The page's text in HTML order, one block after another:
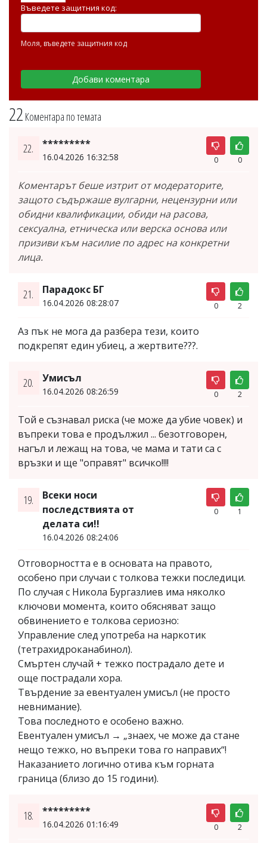
22 Коментара по темата
22. *********
16.04.2026 16:32:58 0 0
Коментарът беше изтрит от модераторите,
защото съдържаше вулгарни, нецензурни или
обидни квалификации, обиди на расова,
сексуална, етническа или верска основа или
призиви към насилие по адрес на конкретни
лица.
21. Парадокс БГ
16.04.2026 08:28:07 0 2
Аз пък не мога да разбера тези, които
подкрепят един убиец, а жертвите???.
20. Умисъл
16.04.2026 08:26:59 0 2
Той е съзнавал риска (че може да убие човек) и
въпреки това е продължил ... безотговорен,
нагъл и лежащ на това, че мама и тати са с
връзки и ще "оправят" всичко!!!!
19.
Всеки носи
последствията от
делата си!!
16.04.2026 08:24:06
0 1
Отговорността е в основата на правото,
особено при случаи с толкова тежки последици.
По случая с Никола Бургазлиев има няколко
ключови момента, които обясняват защо
обвинението е толкова сериозно:
Управление след употреба на наркотик
(тетрахидроканабинол).
Смъртен случай + тежко пострадало дете и
още пострадали хора.
Твърдение за евентуален умисъл (не просто
невнимание).
Това последното е особено важно.
Евентуален умисъл → „знаех, че може да стане
нещо тежко, но въпреки това го направих“!
Наказанието логично отива към горната
граница (близо до 15 години).
18. *********
16.04.2026 01:16:49 0 2
Въведете защитния код:
Моля, въведете защитния код